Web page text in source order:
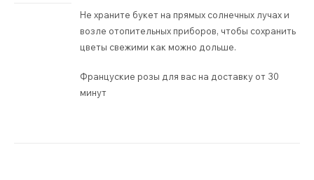
Не храните букет на прямых солнечных лучах и
возле отопительных приборов, чтобы сохранить
цветы свежими как можно дольше.
Француские розы для вас на доставку от 30
минут